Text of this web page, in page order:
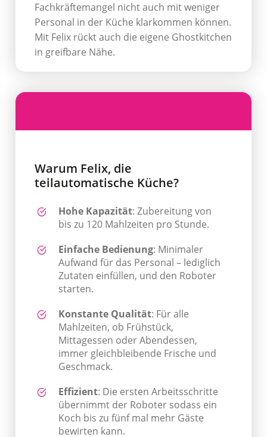
Fachkräftemangel nicht auch mit weniger
Personal in der Küche klarkommen können.
Mit Felix rückt auch die eigene Ghostkitchen
in greifbare Nähe.
Warum Felix, die
teilautomatische Küche?
Hohe Kapazität: Zubereitung von
bis zu 120 Mahlzeiten pro Stunde.
Einfache Bedienung: Minimaler
Aufwand für das Personal – lediglich
Zutaten einfüllen, und den Roboter
starten.
Konstante Qualität: Für alle
Mahlzeiten, ob Frühstück,
Mittagessen oder Abendessen,
immer gleichbleibende Frische und
Geschmack.
Effizient: Die ersten Arbeitsschritte
übernimmt der Roboter sodass ein
Koch bis zu fünf mal mehr Gäste
bewirten kann.